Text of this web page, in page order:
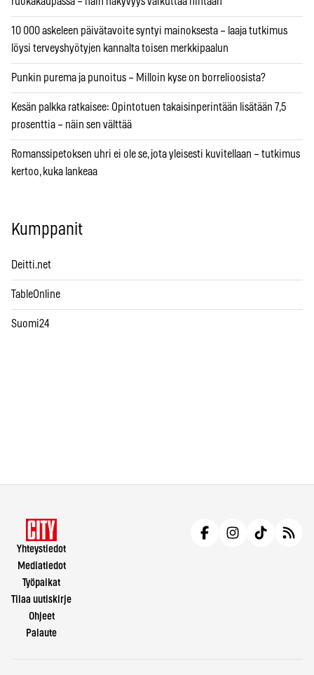
10 000 askeleen päivätavoite syntyi mainoksesta – laaja tutkimus
löysi terveyshyötyjen kannalta toisen merkkipaalun
Punkin purema ja punoitus – Milloin kyse on borrelioosista?
Kesän palkka ratkaisee: Opintotuen takaisinperintään lisätään 7,5
prosenttia – näin sen välttää
Romanssipetoksen uhri ei ole se, jota yleisesti kuvitellaan – tutkimus
kertoo, kuka lankeaa
Kumppanit
Deitti.net
TableOnline
Suomi24
Yhteystiedot
Mediatiedot
Työpaikat
Tilaa uutiskirje
Ohjeet
Palaute